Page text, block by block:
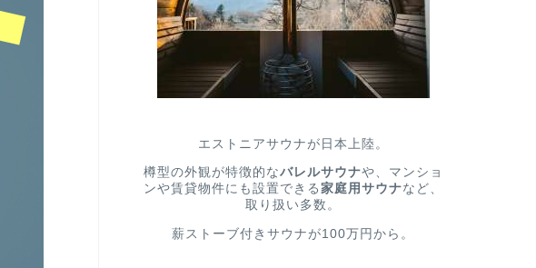
エストニアサウナが日本上陸。
樽型の外観が特徴的なバレルサウナや、マンショ
ンや賃貸物件にも設置できる 家庭用サウナなど、
取り扱い多数。
薪ストーブ付きサウナが100万円から。